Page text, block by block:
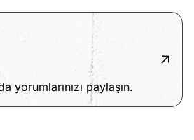
yorumlarınızı paylaşın.